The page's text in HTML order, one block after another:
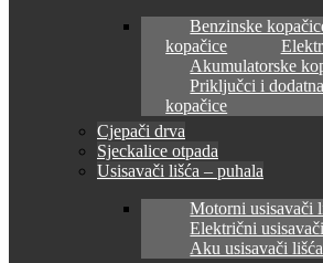
Benzinske
kopačice
Akumulatorske
Priključci i
kopačice
Cjepači drva
Sjeckalice otpada
Usisavači lišća – puhala
Motorni usisavači
Električni
Aku usisavači